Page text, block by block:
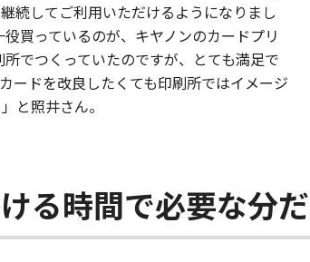
続してご利用いただけるようになりまし
買っているのが、キヤノンのカードプリ
でつくっていたのですが、とても満足で
ードを改良したくても印刷所ではイメージ
と照井さん。
る時間で必要な分